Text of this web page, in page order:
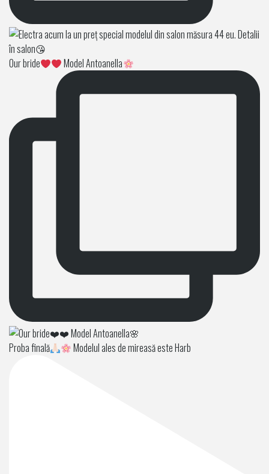
Our bride Model Antoanella
Proba finală Modelul ales de mireasă este Harb